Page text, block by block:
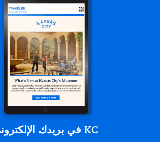
KC في بريدك الإلكتروني